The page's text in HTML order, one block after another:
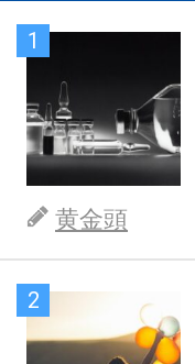
1
黄金頭
2